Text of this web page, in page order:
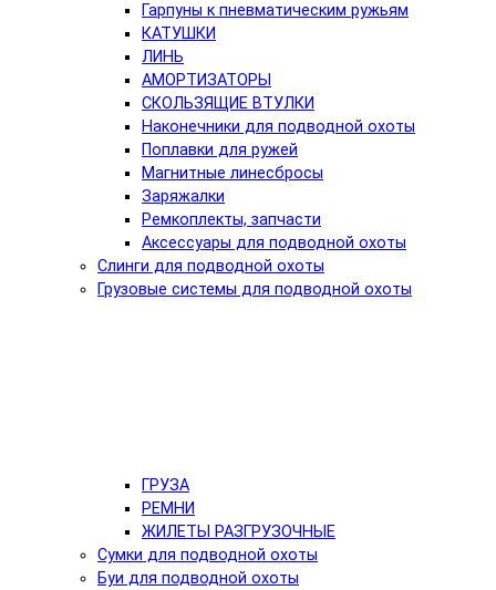
Гарпуны к пневматическим ружьям
КАТУШКИ
ЛИНЬ
АМОРТИЗАТОРЫ
СКОЛЬЗЯЩИЕ ВТУЛКИ
Наконечники для подводной охоты
Поплавки для ружей
Магнитные линесбросы
Заряжалки
Ремкоплекты, запчасти
Аксессуары для подводной охоты
Слинги для подводной охоты
Грузовые системы для подводной охоты
ГРУЗА
РЕМНИ
ЖИЛЕТЫ РАЗГРУЗОЧНЫЕ
Сумки для подводной охоты
Буи для подводной охоты